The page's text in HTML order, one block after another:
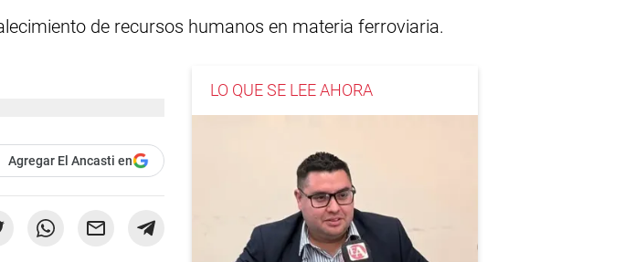
de recursos humanos en materia ferroviaria.
Agregar El Ancasti en
LO QUE SE LEE AHORA